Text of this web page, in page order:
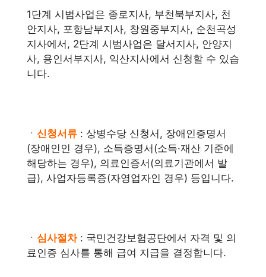
1단계 시범사업은 종로지사, 부천북부지사, 천
안지사, 포항남부지사, 창원중부지사, 순천곡성
지사에서, 2단계 시범사업은 달서지사, 안양지
사, 용인서부지사, 익산지사에서 신청할 수 있습
니다.
ㆍ 신청서류 : 상병수당 신청서, 장애인증명서
(장애인인 경우), 소득증명서(소득·재산 기준에
해당하는 경우), 의료인증서(의료기관에서 발
급), 사업자등록증(자영업자인 경우) 등입니다.
ㆍ 심사절차: 국민건강보험공단에서 자격 및 의
료인증 심사를 통해 급여 지급을 결정합니다.